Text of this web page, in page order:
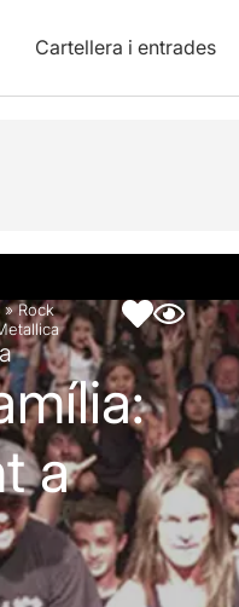
Cartellera i entrades
»Rock
a